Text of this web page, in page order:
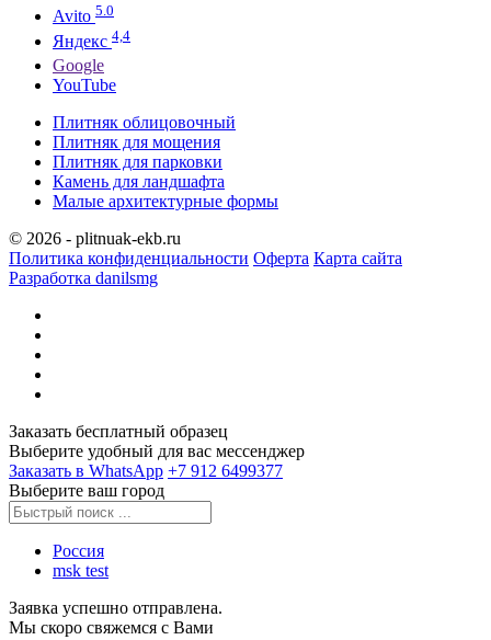
Avito 5.0
Яндекс 4,4
Google
YouTube
Плитняк облицовочный
Плитняк для мощения
Плитняк для парковки
Камень для ландшафта
Малые архитектурные формы
© 2026 - plitnuak-ekb.ru
Политика конфиденциальности Оферта Карта сайта
Разработка danilsmg
Заказать бесплатный образец
Выберите удобный для вас мессенджер
Заказать в WhatsApp ‪+7 912 6499377‬
Выберите ваш город
Россия
msk test
Заявка успешно отправлена.
Мы скоро свяжемся с Вами